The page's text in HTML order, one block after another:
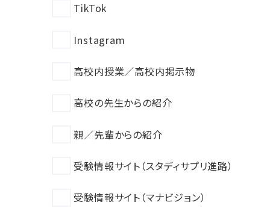
TikTok
Instagram
高校内授業／高校内掲示物
高校の先生からの紹介
親／先輩からの紹介
受験情報サイト（スタディサプリ進路）
受験情報サイト（マナビジョン）